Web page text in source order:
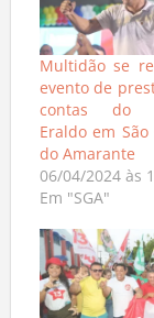
Multidão se
evento de
contas do
Eraldo em São
do Amarante
06/04/2024 às
Em "SGA"